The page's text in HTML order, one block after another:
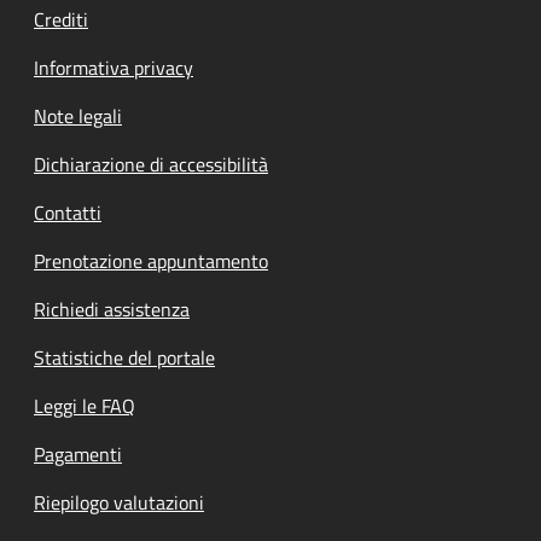
Crediti
Informativa privacy
Note legali
Dichiarazione di accessibilità
Contatti
Prenotazione appuntamento
Richiedi assistenza
Statistiche del portale
Leggi le FAQ
Pagamenti
Riepilogo valutazioni